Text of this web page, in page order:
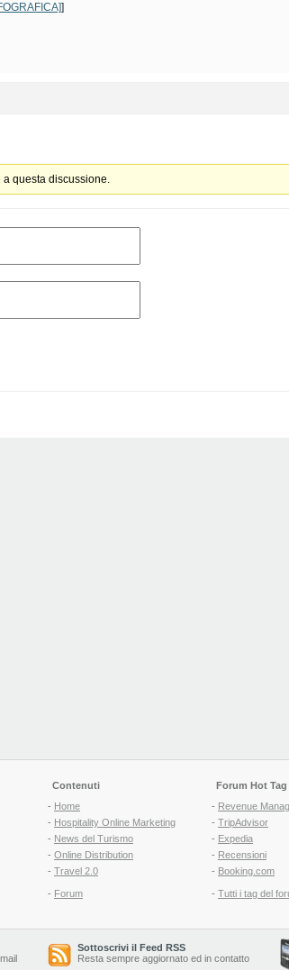
]
questa discussione.
Contenuti
- Home
- Hospitality Online Marketing
- News del Turismo
- Online Distribution
- Travel 2.0
- Forum
Forum Hot Tag
- Revenue
- TripAdvisor
- Expedia
- Recensioni
- Booking.com
- Tutti i tag del
Sottoscrivi il Feed RSS
Resta sempre aggiornato ed in contatto